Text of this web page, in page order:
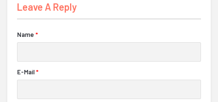
Leave A Reply
Name *
E-Mail*